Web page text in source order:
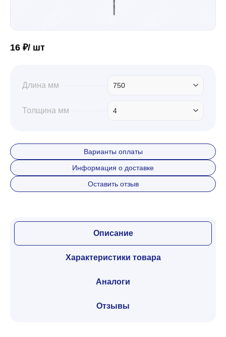
Водосточная система
Профили для гипсокартона
Дача и сад
16 ₽/ шт
Длина мм 750
Толщина мм 4
Варианты оплаты
Информация о доставке
Оставить отзыв
Описание
Характеристики товара
Аналоги
Отзывы